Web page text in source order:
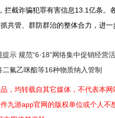
拦截诈骗犯罪有害信息13.1亿条。
共管、群防群治的整体合力，进一
示 规范“6·18”网络集中促销经营
氟乙咪酯等16种物质纳入管制
，均转载自其它媒体，不代表本网
九游app官网的版权单位或个人不